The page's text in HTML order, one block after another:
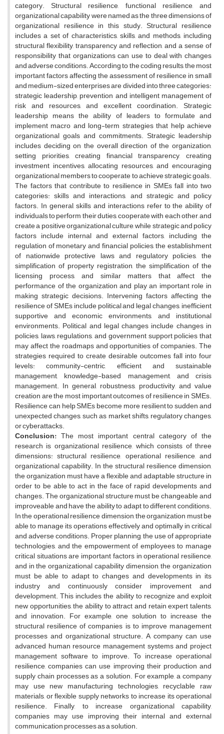
category. Structural resilience, functional resilience, and
organizational capability were named as the three dimensions of
organizational resilience in this study. Structural resilience
includes a set of characteristics, skills, and methods, including
structural flexibility, transparency and reflection, and a sense of
responsibility that organizations can use to deal with changes
and adverse conditions. According to the coding results, the most
important factors affecting the assessment of resilience in small
and medium-sized enterprises are divided into three categories:
strategic leadership, prevention and intelligent management of
risk and resources, and excellent coordination. Strategic
leadership means the ability of leaders to formulate and
implement macro and long-term strategies that help achieve
organizational goals and commitments. Strategic leadership
includes deciding on the overall direction of the organization,
setting priorities, creating financial transparency, creating
investment incentives, allocating resources, and encouraging
organizational members to cooperate to achieve strategic goals.
The factors that contribute to resilience in SMEs fall into two
categories: skills and interactions, and strategic and policy
factors. In general, skills and interactions refer to the ability of
individuals to perform their duties, cooperate with each other, and
create a positive organizational culture, while strategic and policy
factors include internal and external factors, including the
regulation of monetary and financial policies, the establishment
of nationwide protective laws and regulatory policies, the
simplification of property registration, the simplification of the
licensing process, and similar matters that affect the
performance of the organization and play an important role in
making strategic decisions. Intervening factors affecting the
resilience of SMEs include political and legal changes, inefficient
supportive and economic environments, and institutional
environments. Political and legal changes include changes in
policies, laws, regulations, and government support policies that
may affect the roadmaps and opportunities of companies. The
strategies required to create desirable outcomes fall into four
levels: community-centric, efficient and sustainable
management, knowledge-based management, and crisis
management. In general, robustness, productivity, and value
creation are the most important outcomes of resilience in SMEs.
Resilience can help SMEs become more resilient to sudden and
unexpected changes, such as market shifts, regulatory changes,
or cyberattacks.
Conclusion:The most important central category of the
research is organizational resilience, which consists of three
dimensions: structural resilience, operational resilience, and
organizational capability. In the structural resilience dimension,
the organization must have a flexible and adaptable structure in
order to be able to act in the face of rapid developments and
changes. The organizational structure must be changeable and
improveable and have the ability to adapt to different conditions.
In the operational resilience dimension, the organization must be
able to manage its operations effectively and optimally in critical
and adverse conditions. Proper planning, the use of appropriate
technologies, and the empowerment of employees to manage
critical situations are important factors in operational resilience,
and in the organizational capability dimension, the organization
must be able to adapt to changes and developments in its
industry and continuously consider improvement and
development. This includes the ability to recognize and exploit
new opportunities, the ability to attract and retain expert talents,
and innovation. For example, one solution to increase the
structural resilience of companies is to improve management
processes and organizational structure. A company can use
advanced human resource management systems and project
management software to improve. To increase operational
resilience, companies can use improving their production and
supply chain processes as a solution. For example, a company
may use new manufacturing technologies, recyclable raw
materials, or flexible supply networks to increase its operational
resilience. Finally, to increase organizational capability,
companies may use improving their internal and external
communication processes as a solution.